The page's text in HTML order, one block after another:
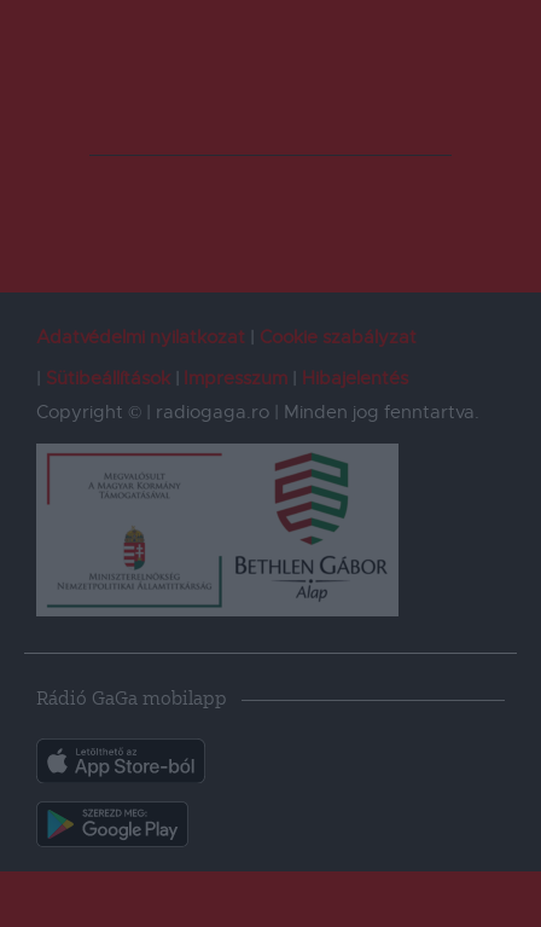
Adatvédelmi nyilatkozat
Cookie szabályzat
Sütibeállítások
Impresszum
Hibajelentés
Copyright © | radiogaga.ro | Minden jog fenntartva.
Rádió GaGa mobilapp